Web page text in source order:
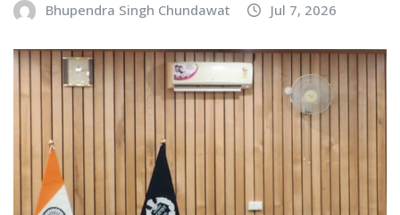
Bhupendra Singh Chundawat Jul 7, 2026